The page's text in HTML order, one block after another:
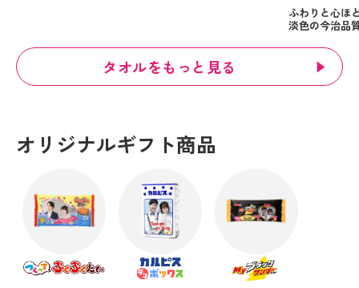
ふわりと心ほ
淡色の今治品
タオルをもっと見る
オリジナルギフト商品